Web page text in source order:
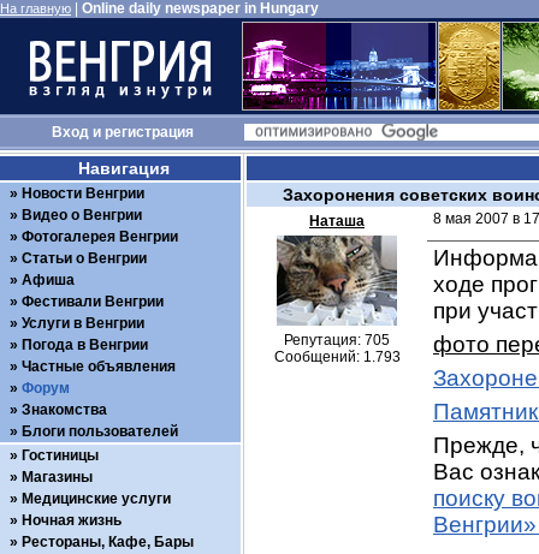
На главную Online daily newspaper in Hungary
Входи регистрация
Захоронения советских
Наташа
Репутация: 705
Сообщений: 1.793
8 мая 2007 в
ходе
при
фото
Прежде,
Вас
поиску
Навигация
Новости Венгрии
Видео о Венгрии
Фотогалерея Венгрии
Статьи о Венгрии
Афиша
Фестивали Венгрии
Услуги в Венгрии
Погода в Венгрии
Частные объявления
Форум
Знакомства
Блоги пользователей
Гостиницы
Магазины
Медицинские услуги
Ночная жизнь
Рестораны, Кафе, Бары